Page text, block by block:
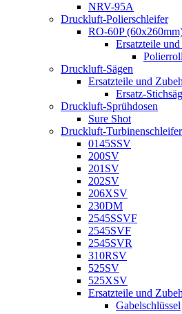
NRV-95A
Druckluft-Polierschleifer
RO-60P
Ersatzteile
Druckluft-Sägen
Ersatzteile und
Ersatz-
Druckluft-Sprühdosen
Sure Shot
Druckluft-Turbinenschleifer
0145SSV
200SV
201SV
202SV
206XSV
230DM
2545SSVF
2545SVF
2545SVR
310RSV
525SV
525XSV
Ersatzteile und
Gabelschlüssel